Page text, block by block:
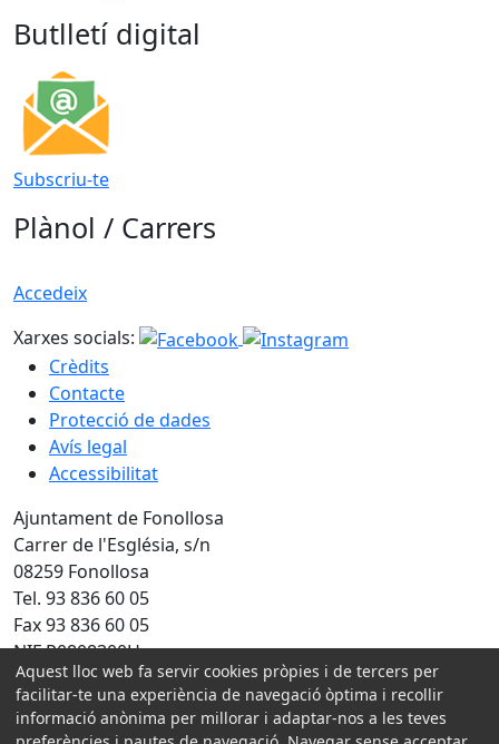
Butlletí digital
Subscriu-te
Plànol / Carrers
Accedeix
Xarxes socials:
Crèdits
Contacte
Protecció de dades
Avís legal
Accessibilitat
Ajuntament de Fonollosa
Carrer de l'Església, s/n
08259 Fonollosa
Tel. 93 836 60 05
Fax 93 836 60 05
NIF P0808300H
Amb la col·laboració de:
Aquest lloc web fa servir cookies pròpies i de tercers per
facilitar-te una experiència de navegació òptima i recollir
informació anònima per millorar i adaptar-nos a les teves